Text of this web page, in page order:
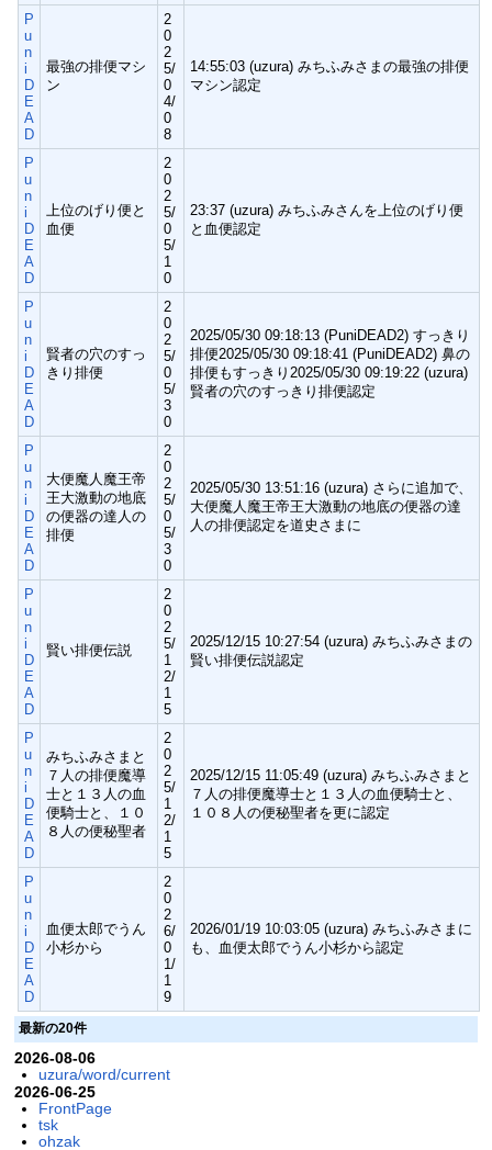
P
u
n
i
D
E
A
D
最強の排便マシ
ン
2
0
2
5/
0
4/
0
8
14:55:03 (uzura) みちふみさまの最強の排便
マシン認定
P
u
n
i
D
E
A
D
上位のげり便と
血便
2
0
2
5/
0
5/
1
0
23:37 (uzura) みちふみさんを上位のげり便
と血便認定
P
u
n
i
D
E
A
D
賢者の穴のすっ
きり排便
2
0
2
5/
0
5/
3
0
2025/05/30 09:18:13 (PuniDEAD2) すっきり
排便2025/05/30 09:18:41 (PuniDEAD2) 鼻の
排便もすっきり2025/05/30 09:19:22 (uzura)
賢者の穴のすっきり排便認定
P
u
n
i
D
E
A
D
大便魔人魔王帝
王大激動の地底
の便器の達人の
排便
2
0
2
5/
0
5/
3
0
2025/05/30 13:51:16 (uzura) さらに追加で、
大便魔人魔王帝王大激動の地底の便器の達
人の排便認定を道史さまに
P
u
n
i
D
E
A
D
賢い排便伝説
2
0
2
5/
1
2/
1
5
2025/12/15 10:27:54 (uzura) みちふみさまの
賢い排便伝説認定
P
u
n
i
D
E
A
D
みちふみさまと
７人の排便魔導
士と１３人の血
便騎士と、１０
８人の便秘聖者
2
0
2
5/
1
2/
1
5
2025/12/15 11:05:49 (uzura) みちふみさまと
７人の排便魔導士と１３人の血便騎士と、
１０８人の便秘聖者を更に認定
P
u
n
i
D
E
A
D
血便太郎でうん
小杉から
2
0
2
6/
0
1/
1
9
2026/01/19 10:03:05 (uzura) みちふみさまに
も、血便太郎でうん小杉から認定
最新の20件
2026-08-06
uzura/word/current
2026-06-25
FrontPage
tsk
ohzak